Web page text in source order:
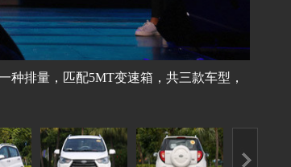
种排量，匹配5MT变速箱，共三款车型，